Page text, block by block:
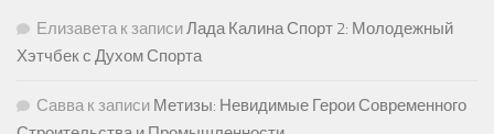
Елизаветак записиЛада Калина Спорт 2: Молодежный
Хэтчбек с Духом Спорта
Саввак записи Метизы: Невидимые Герои Современного